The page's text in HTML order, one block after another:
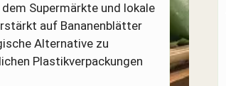
dem Supermärkte und lokale
auf Bananenblätter
Alternative zu
Plastikverpackungen